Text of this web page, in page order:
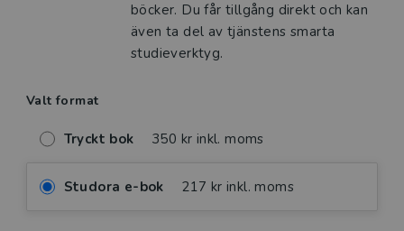
böcker. Du får tillgång direkt och kan
även ta del av tjänstens smarta
studieverktyg.
Valt format
Tryckt bok 350 kr inkl. moms
Studora e-bok 217 kr inkl. moms